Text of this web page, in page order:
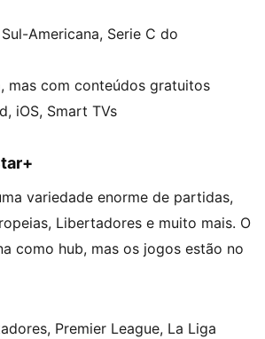
Americana, Serie C do
mas com conteúdos gratuitos
iOS, Smart TVs
variedade enorme de partidas,
Libertadores e muito mais. O
como hub, mas os jogos estão no
Premier League, La Liga